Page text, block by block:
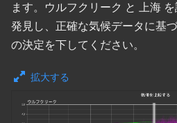
ます。ウルフクリーク と 上海
発見し、正確な気候データに基
の決定を下してください。
拡大する